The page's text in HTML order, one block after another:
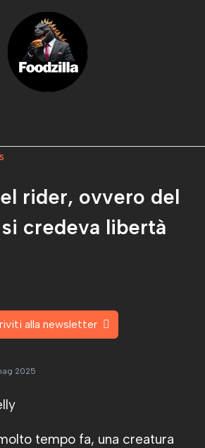
rider, ovvero del
credeva libertà
alla newsletter
2025
tempo fa, una creatura